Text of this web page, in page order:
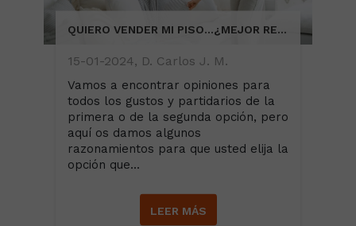
QUIERO VENDER MI PISO...¿MEJOR REBAJAR EL PRECIO O HACER HOME STAGING?
15-01-2024, D. Carlos J. M.
Vamos a encontrar opiniones para
todos los gustos y partidarios de la
primera o de la segunda opción, pero
aquí os damos algunos
razonamientos para que usted elija la
opción que...
LEER MÁS